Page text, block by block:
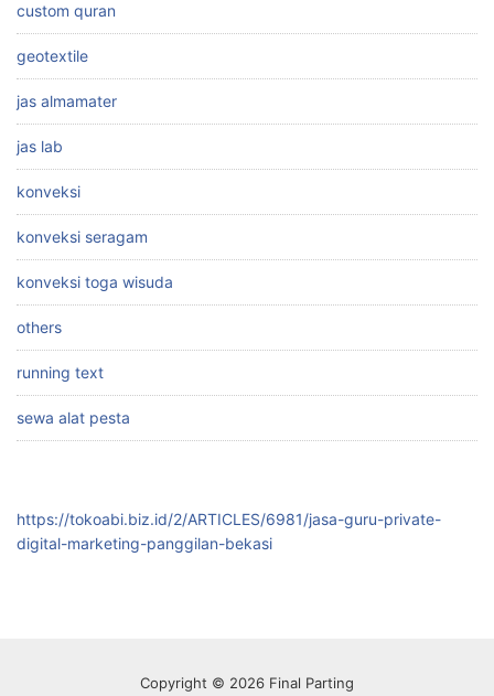
custom quran
geotextile
jas almamater
jas lab
konveksi
konveksi seragam
konveksi toga wisuda
others
running text
sewa alat pesta
https://tokoabi.biz.id/2/ARTICLES/6981/jasa-guru-private-
digital-marketing-panggilan-bekasi
Copyright © 2026 Final Parting